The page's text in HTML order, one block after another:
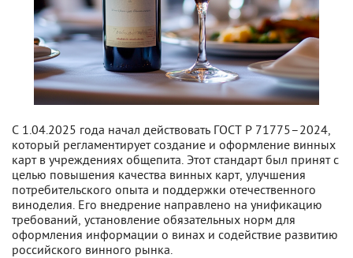
С 1.04.2025 года начал действовать ГОСТ Р 71775–2024,
который регламентирует создание и оформление винных
карт в учреждениях общепита. Этот стандарт был принят с
целью повышения качества винных карт, улучшения
потребительского опыта и поддержки отечественного
виноделия. Его внедрение направлено на унификацию
требований, установление обязательных норм для
оформления информации о винах и содействие развитию
российского винного рынка.